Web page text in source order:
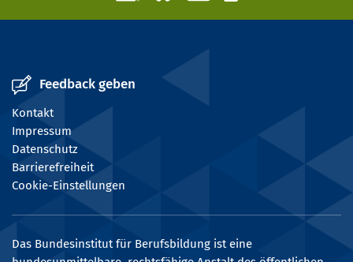
Feedback geben
Kontakt
Impressum
Datenschutz
Barrierefreiheit
Cookie-Einstellungen
Das Bundesinstitut für Berufsbildung ist eine